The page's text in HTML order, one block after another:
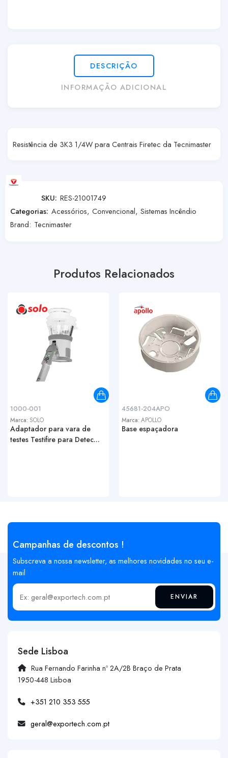
DESCRIÇÃO
INFORMAÇÃO ADICIONAL
Resistência de 3K3 1/4W para Centrais Firetec da Tecnimaster
SKU: RES-21001749
Categorias: Acessórios, Convencional, Sistemas Incêndio
Brand: Tecnimaster
Produtos Relacionados
1000-001
Marca: SOLO
Adaptador para vara de
testes Testifire para Detec...
45681-204APO
Marca: APOLLO
Base espaçadora
Campanhas de descontos !
Subscreva a nossa newsletter, as melhores novidades no seu e-
mail
Insira o seu email ENVIAR
Sede Lisboa
Rua Fernando Farinha nº 2A/2B Braço de Prata
1950-448 Lisboa
+351 210 353 555
geral@exportech.com.pt